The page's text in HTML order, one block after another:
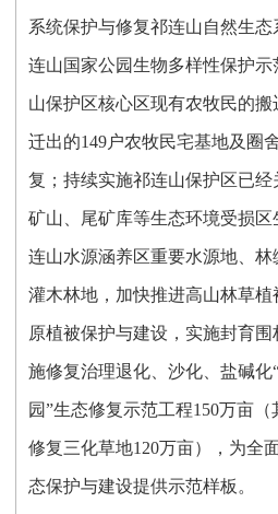
系统保护与修复祁连山自然生
连山国家公园生物多样性保护
山保护区核心区现有农牧民的
迁出的149户农牧民宅基地及圈
复；持续实施祁连山保护区已
矿山、尾矿库等生态环境受损
连山水源涵养区重要水源地、林
灌木林地，加快推进高山林草
原植被保护与建设，实施封育
施修复治理退化、沙化、盐碱化
园”生态修复示范工程150万亩（
修复三化草地120万亩），为全
态保护与建设提供示范样板。